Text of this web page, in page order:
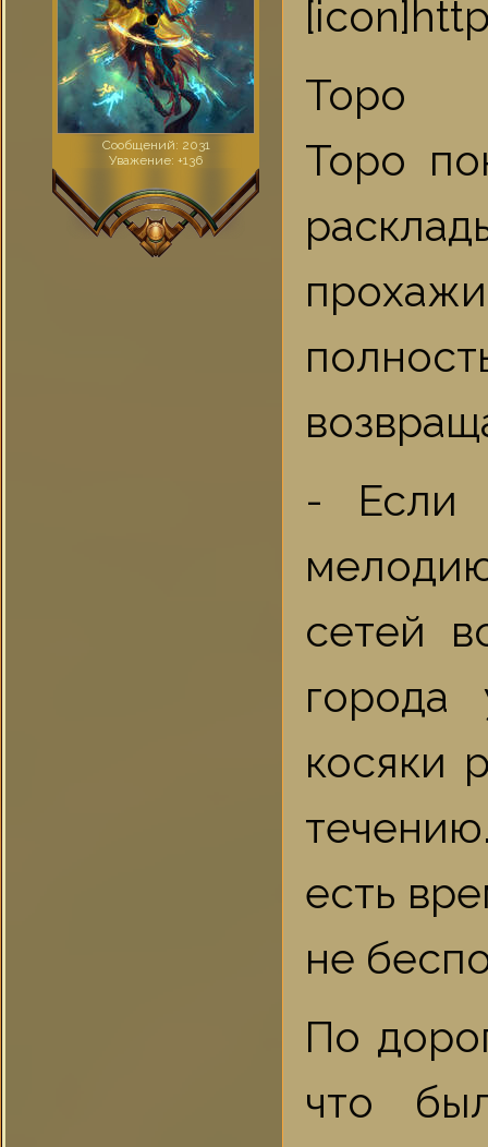
Сообщений: 2031
Уважение: +136
Торо
Торо
- Если
сетей
косяки
есть
не
По
что